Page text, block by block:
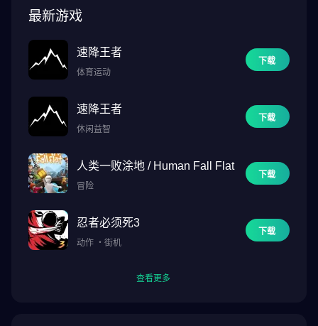
最新游戏
速降王者
体育运动
下载
速降王者
休闲益智
下载
人类一败涂地 / Human Fall Flat
冒险
下载
忍者必须死3
动作 ・ 街机
下载
查看更多